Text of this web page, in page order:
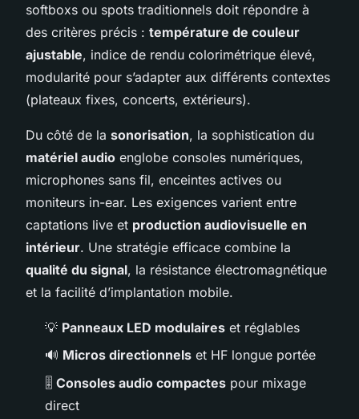
softboxs ou spots traditionnels doit répondre à
des critères précis : température de couleur
ajustable, indice de rendu colorimétrique élevé,
modularité pour s’adapter aux différents contextes
(plateaux fixes, concerts, extérieurs).
Du côté de la sonorisation, la sophistication du
matériel audio englobe consoles numériques,
microphones sans fil, enceintes actives ou
moniteurs in-ear. Les exigences varient entre
captations live et production audiovisuelle en
intérieur. Une stratégie efficace combine la
qualité du signal, la résistance électromagnétique
et la facilité d’implantation mobile.
💡 Panneaux LED modulaires et réglables
🔊 Micros directionnels et HF longue portée
🎚️ Consoles audio compactes pour mixage
direct